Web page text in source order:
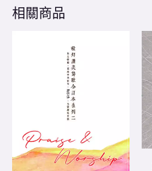
相關商品
options
may